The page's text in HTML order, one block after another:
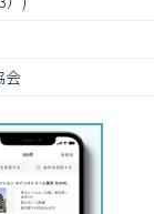
会